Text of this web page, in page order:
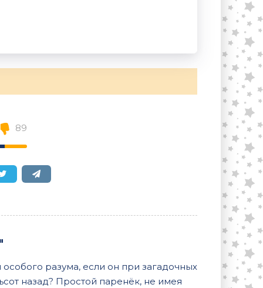
89
разума, если он при загадочных
назад? Простой паренёк, не имея